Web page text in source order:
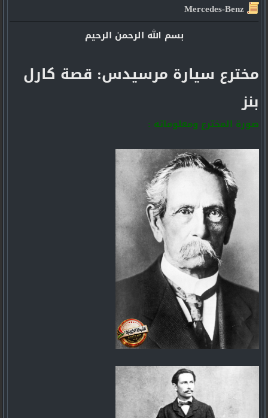
Mercedes-Benz
بسم الله الرحمن الرحيم
مخترع سيارة مرسيدس: قصة كارل
بنز
صورة المخترع ومعلوماته :